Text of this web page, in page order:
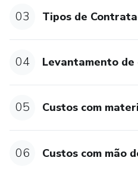
03 Tipos de
04 Levantamento
05 Custos com
06 Custos com mão